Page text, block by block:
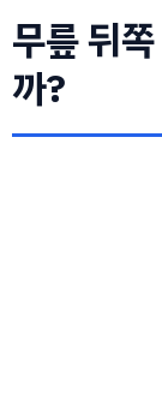
무릎 뒤
까?